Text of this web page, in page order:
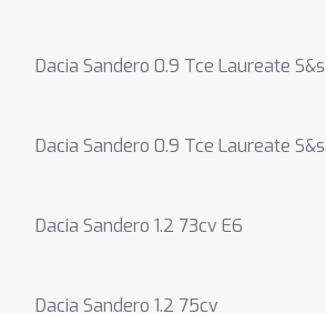
Dacia Sandero 0.9 Tce Laureate
Dacia Sandero 0.9 Tce Laureate
Dacia Sandero 1.2 73cv E6
Dacia Sandero 1.2 75cv